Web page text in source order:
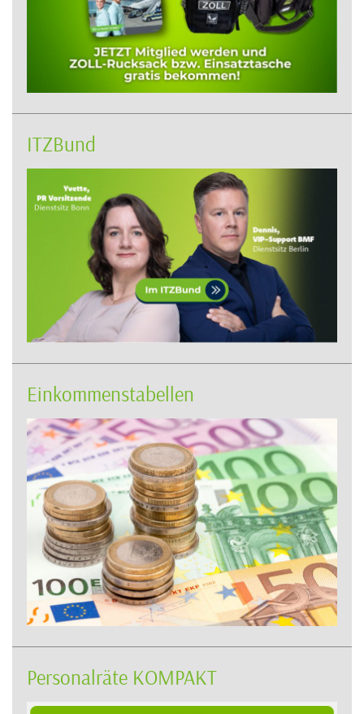
ITZBund
Einkommenstabellen
Personalräte KOMPAKT